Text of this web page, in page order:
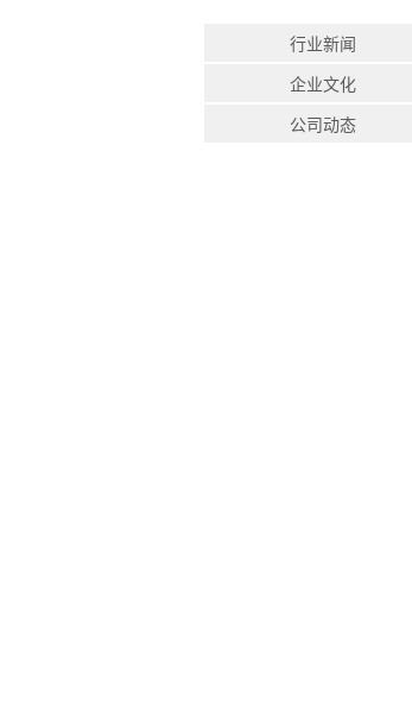
行业新闻
企业文化
公司动态